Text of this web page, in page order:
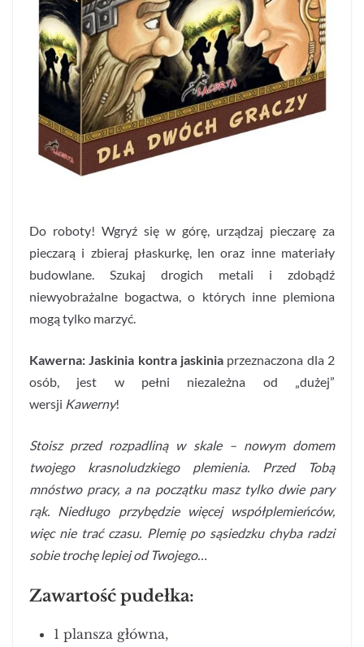
Do roboty! Wgryź się w górę, urządzaj pieczarę za
pieczarą i zbieraj płaskurkę, len oraz inne materiały
budowlane. Szukaj drogich metali i zdobądź
niewyobrażalne bogactwa, o których inne plemiona
mogą tylko marzyć.
Kawerna: Jaskinia kontra jaskinia przeznaczona dla 2
osób, jest w pełni niezależna od „dużej”
wersji Kawerny!
Stoisz przed rozpadliną w skale – nowym domem
twojego krasnoludzkiego plemienia. Przed Tobą
mnóstwo pracy, a na początku masz tylko dwie pary
rąk. Niedługo przybędzie więcej współplemieńców,
więc nie trać czasu. Plemię po sąsiedzku chyba radzi
sobie trochę lepiej od Twojego…
Zawartość pudełka:
1 plansza główna,